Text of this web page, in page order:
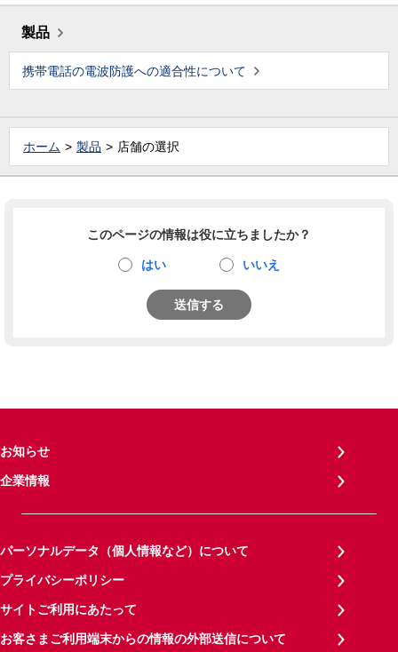
製品
携帯電話の電波防護への適合性について
ホーム 製品 店舗の選択
このページの情報は役に立ちましたか？
はい いいえ
送信する
お知らせ
企業情報
パーソナルデータ（個人情報など）について
プライバシーポリシー
サイトご利用にあたって
お客さまご利用端末からの情報の外部送信について